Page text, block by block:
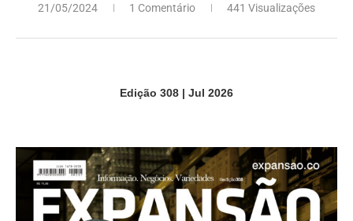
21/05/2024 1 Comentário 441 Visualizações
Edição 308 | Jul 2026